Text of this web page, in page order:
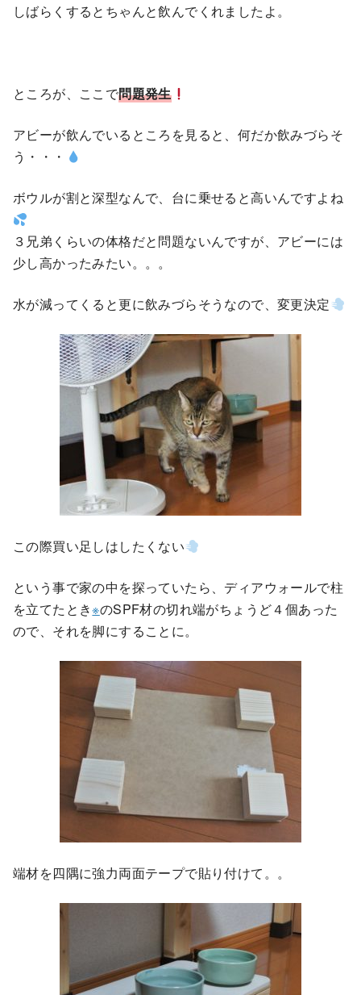
しばらくするとちゃんと飲んでくれましたよ。
ところが、ここで問題発生
アビーが飲んでいるところを見ると、何だか飲みづらそ
う・・・
ボウルが割と深型なんで、台に乗せると高いんですよね
３兄弟くらいの体格だと問題ないんですが、アビーには
少し高かったみたい。。。
水が減ってくると更に飲みづらそうなので、変更決定
この際買い足しはしたくない
という事で家の中を探っていたら、ディアウォールで柱
を立てたとき※のSPF材の切れ端がちょうど４個あった
ので、それを脚にすることに。
端材を四隅に強力両面テープで貼り付けて。。